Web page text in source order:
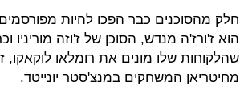
חלק מהסוכנים כבר הפכו להיות
הוא ז'ורז'ה מנדש, הסוכן של ז'וזה מוריניו
שהלקוחות שלו מונים את רומלאו לוקאקו,
מחיטריאן המשחקים במנצ'סטר יונייטד.